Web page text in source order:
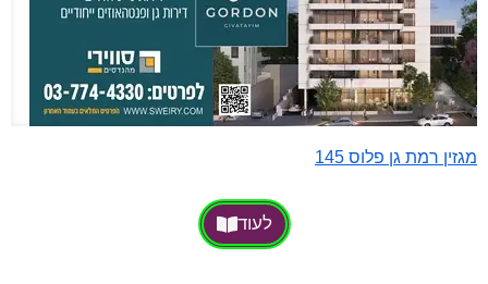
מגזין רמת גן פלוס 145
לעוד